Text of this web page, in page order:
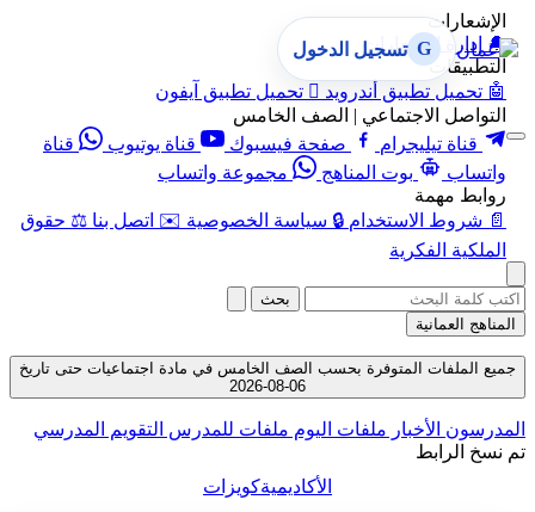
الإشعارات
🔔 إدارة الإشعارات
التطبيقات
🤖 تحميل تطبيق أندرويد  تحميل تطبيق آيفون
التواصل الاجتماعي | الصف الخامس
قناة تيليجرام
صفحة فيسبوك قناة يوتيوب
قناة
واتساب
بوت المناهج
مجموعة واتساب
روابط مهمة
📄 شروط الاستخدام 🔒 سياسة الخصوصية ✉️ اتصل بنا ⚖️ حقوق
الملكية الفكرية
G تسجيل الدخول
بحث
المناهج العمانية
جميع الملفات المتوفرة بحسب الصف الخامس في مادة اجتماعيات حتى تاريخ
06-08-2026
المدرسون الأخبار ملفات اليوم ملفات للمدرس التقويم المدرسي
تم نسخ الرابط
الأكاديميةكويزات